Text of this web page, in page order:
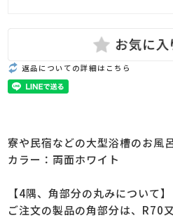
返品についての詳細はこちら
寮や民宿などの大型浴槽のお風
カラー：両面ホワイト
【4隅、角部分の丸みについて】
ご注文の製品の角部分は、R70